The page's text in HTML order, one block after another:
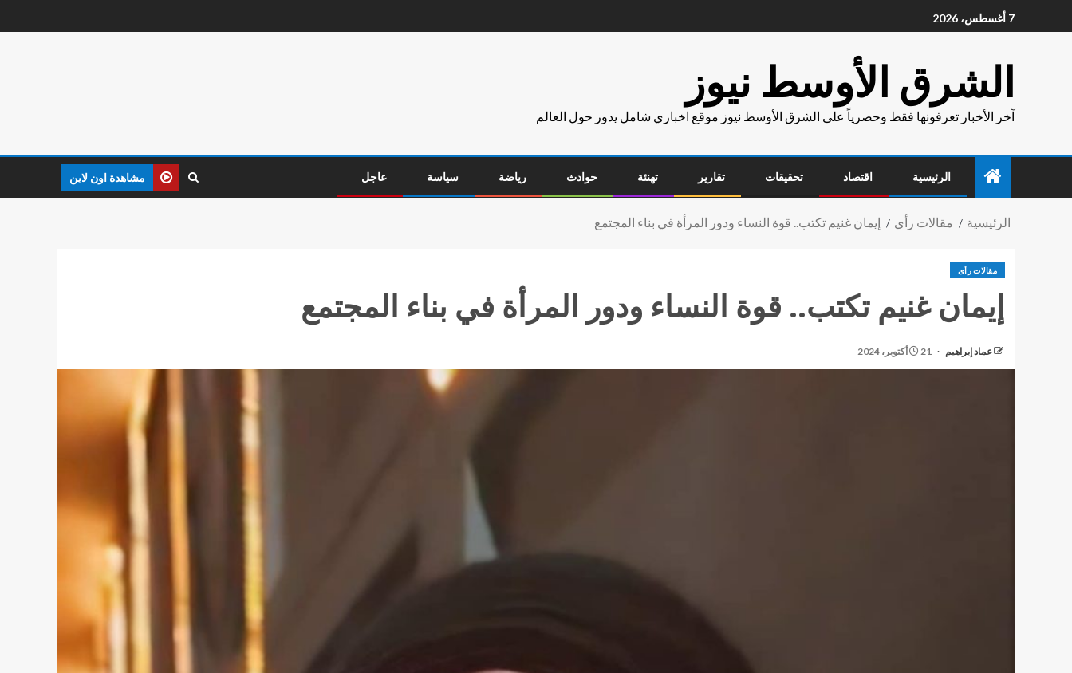
7 أغسطس، 2026
الشرق الأوسط نيوز
آخر الأخبار تعرفونها فقط وحصرياً على الشرق الأوسط نيوز موقع اخباري شامل يدور حول العالم
الرئيسية اقتصاد تحقيقات تقارير تهنئة حوادث رياضة سياسة عاجل مشاهدة اون لاين
الرئيسية مقالات رأى إيمان غنيم تكتب.. قوة النساء ودور المرأة في بناء المجتمع
مقالات رأى
إيمان غنيم تكتب.. قوة النساء ودور المرأة في بناء المجتمع
عماد إبراهيم 21 أكتوبر، 2024